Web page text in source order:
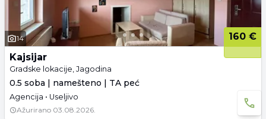
14
160 €
Kajsijar
Gradske lokacije, Jagodina
0.5 soba | namešteno | TA peć
Agencija • Useljivo
Ažurirano 03.08.2026.